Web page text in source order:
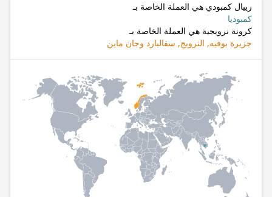
رييال كمبودي هي العملة الخاصة بـ
كمبوديا
كرونة نرويجية هي العملة الخاصة بـ
جزيرة بوفيه, النرويج, سفالبارد وجان ماين